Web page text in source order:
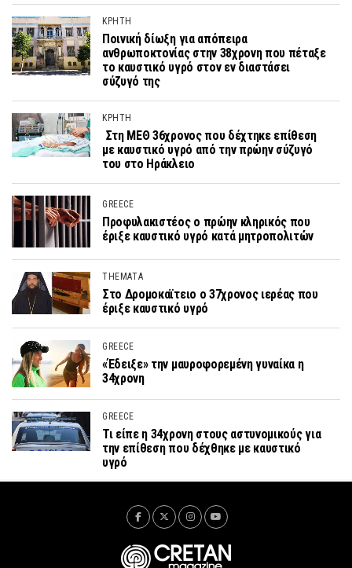
ΚΡΗΤΗ
Ποινική δίωξη για απόπειρα
ανθρωποκτονίας στην 38χρονη που πέταξε
το καυστικό υγρό στον εν διαστάσει
σύζυγό της
ΚΡΗΤΗ
Στη ΜΕΘ 36χρονος που δέχτηκε επίθεση
με καυστικό υγρό από την πρώην σύζυγό
του στο Ηράκλειο
GREECE
Προφυλακιστέος ο πρώην κληρικός που
έριξε καυστικό υγρό κατά μητροπολιτών
THEMATA
Στο Δρομοκαϊτειο ο 37χρονος ιερέας που
έριξε καυστικό υγρό
GREECE
«Έδειξε» την μαυροφορεμένη γυναίκα η
34χρονη
GREECE
Τι είπε η 34χρονη στους αστυνομικούς για
την επίθεση που δέχθηκε με καυστικό
υγρό